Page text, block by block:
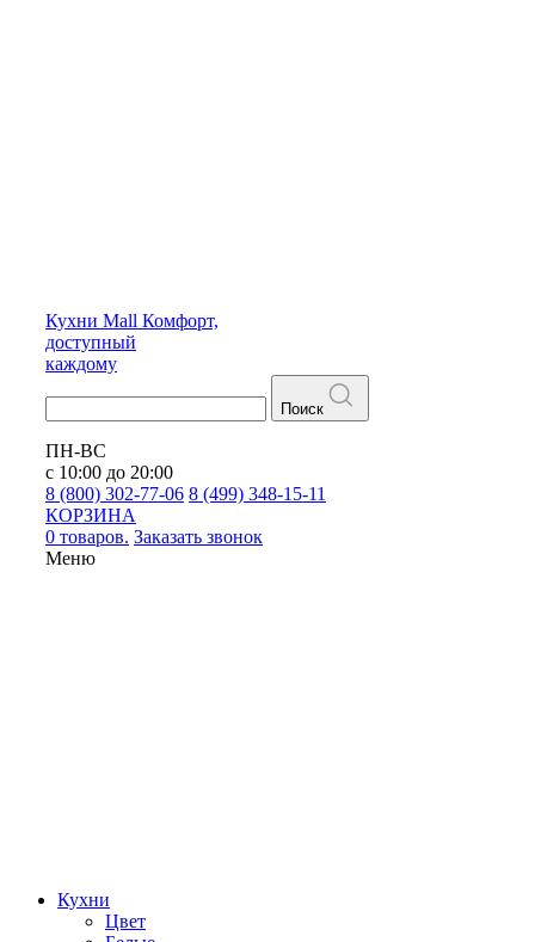
Кухни Mall Комфорт,
доступный
каждому
Поиск
ПН-ВС
с 10:00 до 20:00
8 (800) 302-77-06 8 (499) 348-15-11
КОРЗИНА
0 товаров. Заказать звонок
Меню
Кухни
Цвет